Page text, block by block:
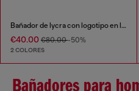
Bañador de lycra con logotipo en la espalda
€40.00 €80.00-50%
2 COLORES
Bañadores para